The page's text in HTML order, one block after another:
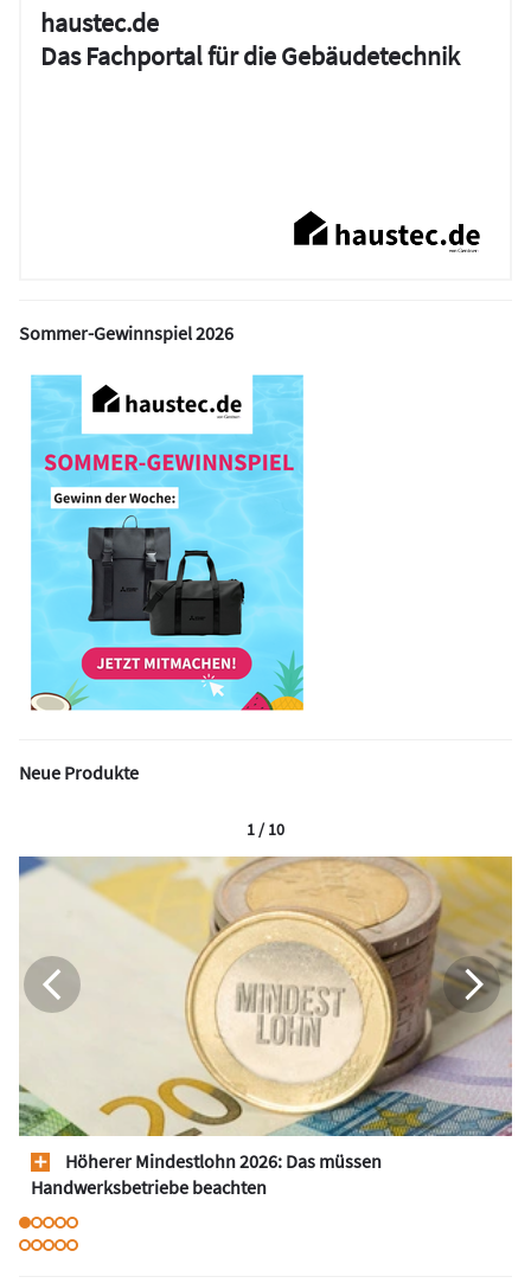
haustec.de
Das Fachportal für die Gebäudetechnik
Sommer-Gewinnspiel 2026
Neue Produkte
Höherer Mindestlohn 2026: Das müssen
Handwerksbetriebe beachten
1 / 10